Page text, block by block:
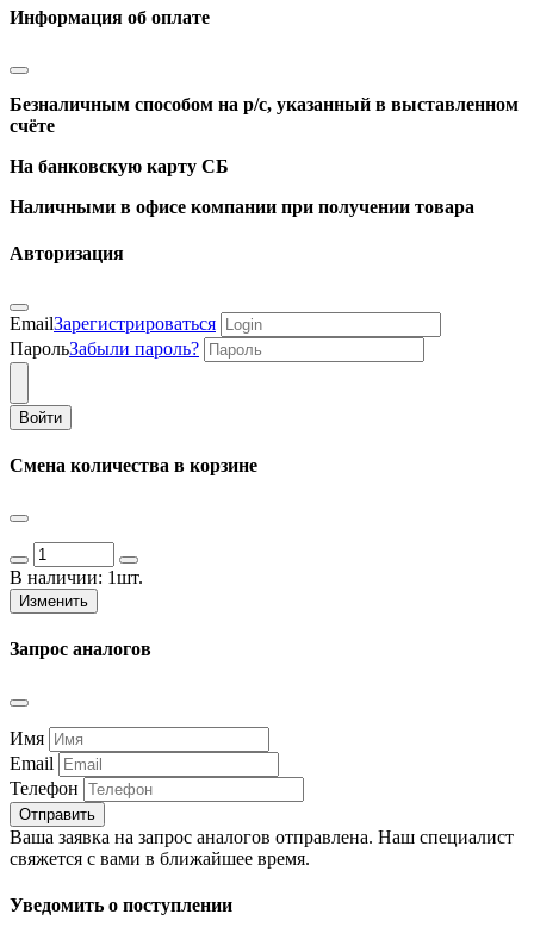
Информация об оплате
Безналичным способом на р/с, указанный в выставленном
счёте
На банковскую карту СБ
Наличными в офисе компании при получении товара
Авторизация
EmailЗарегистрироваться
ПарольЗабыли пароль?
Войти
Смена количества в корзине
В наличии: 1шт.
Изменить
Запрос аналогов
Имя
Email
Телефон
Отправить
Ваша заявка на запрос аналогов отправлена. Наш специалист
свяжется с вами в ближайшее время.
Уведомить о поступлении